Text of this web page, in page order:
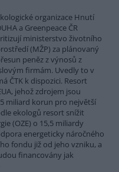
organizace Hnutí
a Greenpeace ČR
ministerstvo životního
(MŽP) za plánovaný
peněz z výnosů z
firmám. Uvedly to v
ČTK k dispozici. Resort
jehož zdrojem jsou
miliard korun pro největší
ekologů resort snížit
(OZE) o 15,5 miliardy
energeticky náročného
fondu již od jeho vzniku, a
financovány jak